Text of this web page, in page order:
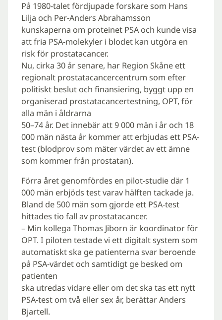
På 1980-talet fördjupade forskare som Hans
Lilja och Per-Anders Abrahamsson
kunskaperna om proteinet PSA och kunde visa
att fria PSA-molekyler i blodet kan utgöra en
risk för prostatacancer.
Nu, cirka 30 år senare, har Region Skåne ett
regionalt prostatacancercentrum som efter
politiskt beslut och finansiering, byggt upp en
organiserad prostatacancertestning, OPT, för
alla män i åldrarna
50–74 år. Det innebär att 9 000 män i år och 18
000 män nästa år kommer att erbjudas ett PSA-
test (blodprov som mäter värdet av ett ämne
som kommer från prostatan).
Förra året genomfördes en pilot-studie där 1
000 män erbjöds test varav hälften tackade ja.
Bland de 500 män som gjorde ett PSA-test
hittades tio fall av prostatacancer.
– Min kollega Thomas Jiborn är koordinator för
OPT. I piloten testade vi ett digitalt system som
automatiskt ska ge patienterna svar beroende
på PSA-värdet och samtidigt ge besked om
patienten
ska utredas vidare eller om det ska tas ett nytt
PSA-test om två eller sex år, berättar Anders
Bjartell.